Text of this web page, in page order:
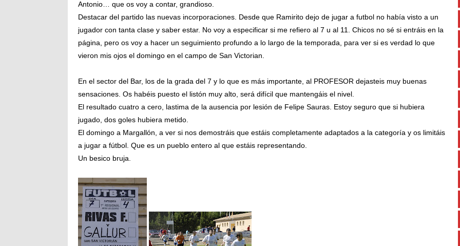
Antonio… que os voy a contar, grandioso.
Destacar del partido las nuevas incorporaciones. Desde que Ramirito dejo de jugar a futbol no había visto a un
jugador con tanta clase y saber estar. No voy a especificar si me refiero al 7 u al 11. Chicos no sé si entráis en la
página, pero os voy a hacer un seguimiento profundo a lo largo de la temporada, para ver si es verdad lo que
vieron mis ojos el domingo en el campo de San Victorian.
En el sector del Bar, los de la grada del 7 y lo que es más importante, al PROFESOR dejasteis muy buenas
sensaciones. Os habéis puesto el listón muy alto, será difícil que mantengáis el nivel.
El resultado cuatro a cero, lastima de la ausencia por lesión de Felipe Sauras. Estoy seguro que si hubiera
jugado, dos goles hubiera metido.
El domingo a Margallón, a ver si nos demostráis que estáis completamente adaptados a la categoría y os limitáis
a jugar a fútbol. Que es un pueblo entero al que estáis representando.
Un besico bruja.